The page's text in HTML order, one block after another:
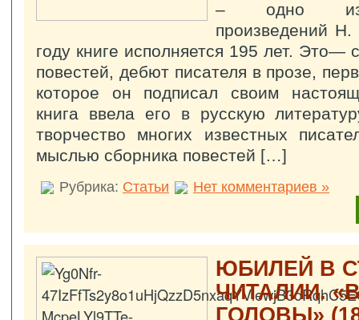
– одно из
произведений
году книге исполняется 195 лет. Это—
повестей, дебют писателя в прозе,
которое он подписал своим
книга ввела его в русскую
творчество многих известных
мыслью сборника повестей […]
Рубрика: Статьи Нет комментариев »
ЮБИЛЕЙ В
ЧИТАЛИИ.
ГОЛОВЫ»